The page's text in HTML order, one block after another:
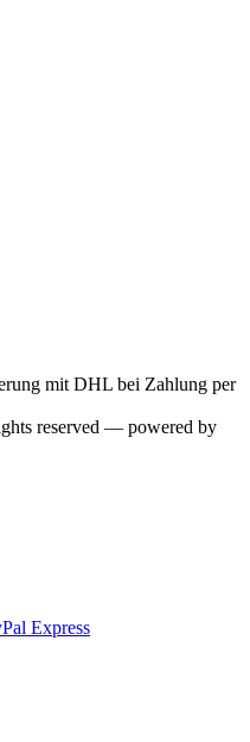
mit DHL bei Zahlung per
reserved — powered by
Express